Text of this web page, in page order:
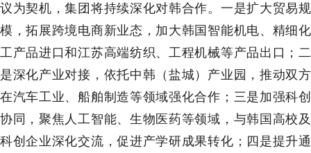
议为契机，集团将持续深化对韩合作。一是扩大贸易规
模，拓展跨境电商新业态，加大韩国智能机电、精细化
工产品进口和江苏高端纺织、工程机械等产品出口；二
是深化产业对接，依托中韩（盐城）产业园，推动双方
在汽车工业、船舶制造等领域强化合作；三是加强科创
协同，聚焦人工智能、生物医药等领域，与韩国高校及
科创企业深化交流，促进产学研成果转化；四是提升通